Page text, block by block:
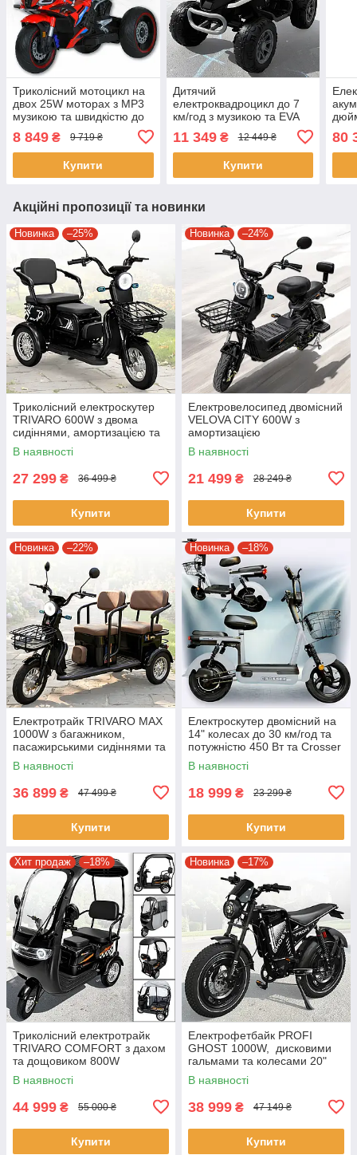
Триколісний мотоцикл на
двох 25W моторах з MP3
музикою та швидкістю до
7 км/год. Bambi M 6143EL-
3 Червоний
8 849 ₴ 9 719 ₴
Купити
Дитячий
електроквадроцикл до 7
км/год з музикою та EVA
Racer M 6242EL-2(24V)
Чорний
11 349₴ 12 449 ₴
Купити
4
80
Акційні пропозиції та новинки
Новинка –25%
Триколісний електроскутер
TRIVARO 600W з двома
сидіннями, амортизацією та
сигналізацією Чорний
В наявності
27 299 ₴ 36 499 ₴
Купити
Новинка –24%
Електровелосипед двомісний
VELOVA CITY 600W з
амортизацією
В наявності
21 499 ₴ 28 249 ₴
Купити
Новинка –22%
Електротрайк TRIVARO MAX
1000W з багажником,
пасажирськими сидіннями та
амортизацією Чорний
В наявності
36 899 ₴ 47 499 ₴
Купити
Новинка –18%
Електроскутер двомісний на
14" колесах до 30 км/год та
потужністю 450 Вт та Crosser
Mini Сірий
В наявності
18 999 ₴ 23 299 ₴
Купити
Хит продаж –18%
Триколісний електротрайк
TRIVARO COMFORT з дахом
та дощовиком 800W
В наявності
44 999 ₴ 55 000 ₴
Купити
Новинка –17%
Електрофетбайк PROFI
GHOST 1000W, дисковими
гальмами та колесами 20"
GS-2001 Чорний
В наявності
38 999 ₴ 47 149 ₴
Купити